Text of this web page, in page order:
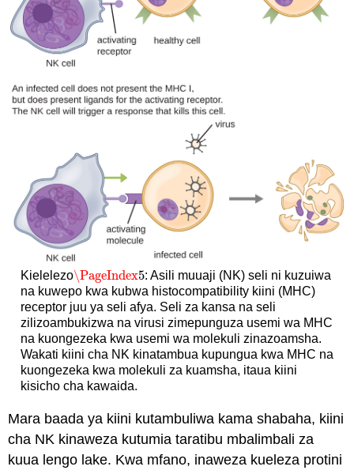
Kielelezo\PageIndex5
\PageIndex5: Asili muuaji (NK) seli ni kuzuiwa
na kuwepo kwa kubwa histocompatibility kiini (MHC)
receptor juu ya seli afya. Seli za kansa na seli
zilizoambukizwa na virusi zimepunguza usemi wa MHC
na kuongezeka kwa usemi wa molekuli zinazoamsha.
Wakati kiini cha NK kinatambua kupungua kwa MHC na
kuongezeka kwa molekuli za kuamsha, itaua kiini
kisicho cha kawaida.
Mara baada ya kiini kutambuliwa kama shabaha, kiini
cha NK kinaweza kutumia taratibu mbalimbali za
kuua lengo lake. Kwa mfano, inaweza kueleza protini